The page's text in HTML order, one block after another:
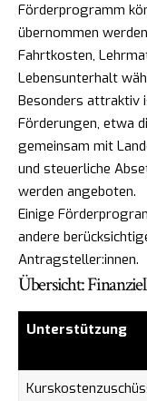
Förderprogramm
übernommen
Fahrtkosten,
Lebensunterhalt
Besonders attraktiv
Förderungen, etwa
gemeinsam mit
und steuerliche
werden angeboten.
Einige
andere
Antragsteller:innen.
Übersicht:
Unterstützung